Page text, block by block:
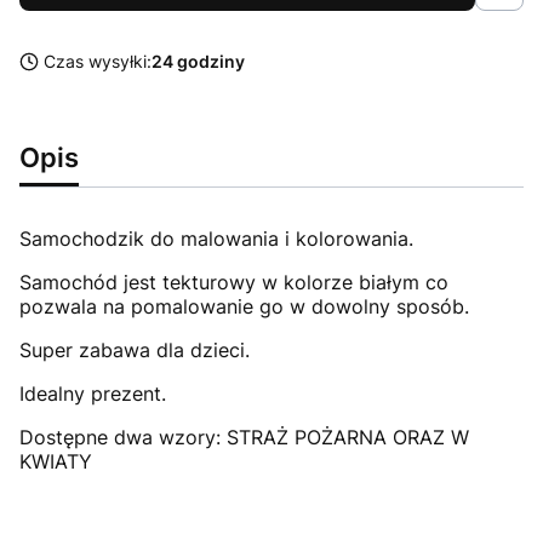
Czas wysyłki:24 godziny
Opis
Samochodzik do malowania i kolorowania.
Samochód jest tekturowy w kolorze białym co
pozwala na pomalowanie go w dowolny sposób.
Super zabawa dla dzieci.
Idealny prezent.
Dostępne dwa wzory: STRAŻ POŻARNA ORAZ W
KWIATY